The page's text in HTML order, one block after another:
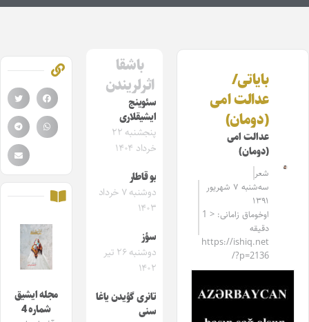
بایاتی/
عدالت امی
(دومان)
عدالت امی
(دومان)
شعر
سه‌شنبه ۷ شهریور
۱۳۹۱
اوخوماق زامانی: < 1
دقیقه
https://ishiq.net
/?p=2136
باشقا
اثرلریندن
سئوینج
ایشیقلاری
پنجشنبه ۲۲
خرداد ۱۴۰۴
بو قاطار
دوشنبه ۷ خرداد
۱۴۰۳
سؤز
دوشنبه ۲۶ تیر
۱۴۰۲
تانری گؤیدن یاغا
سنی
مجله ایشیق
شماره 4